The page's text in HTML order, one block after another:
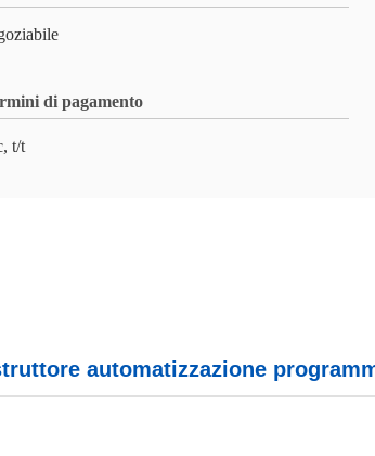
di pagamento
t/t
automatizzazione